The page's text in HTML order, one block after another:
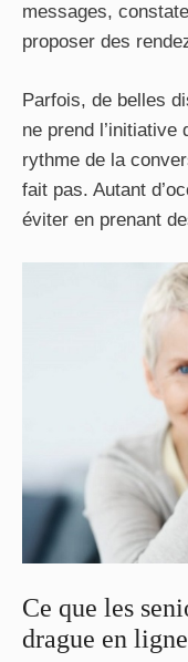
messages,
proposer des
Parfois, de belles
ne prend
rythme de la
fait pas. Autant
éviter en prenant
Ce que les
drague en ligne